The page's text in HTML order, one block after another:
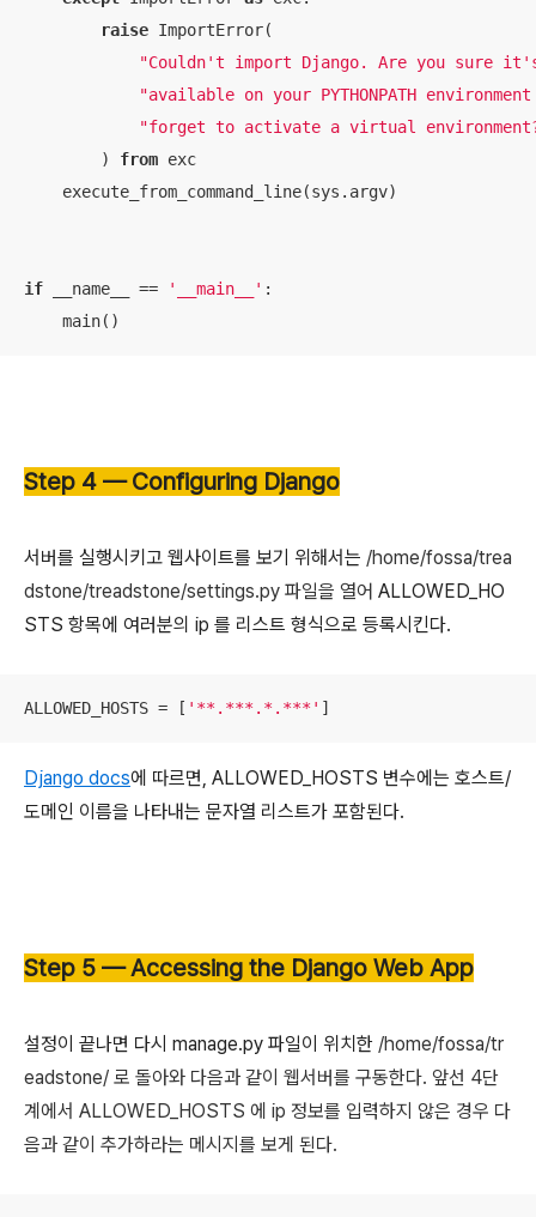
raise ImportError(
"Couldn't import Django. Are you sure
"available on your PYTHONPATH
"forget to activate a virtual
        )
from exc
    execute_from_command_line(sys.argv)
if __name__ == '__main__' :
Step 4 — Configuring Django
서버를 실행시키고 웹사이트를 보기 위해서는 /home/fossa/trea
dstone/treadstone/settings.py 파일을 열어 ALLOWED_HO
STS 항목에 여러분의 ip 를 리스트 형식으로 등록시킨다.
ALLOWED_HOSTS = [ '**.***.*.***' ]
Django docs에 따르면, ALLOWED_HOSTS 변수에는 호스트/
도메인 이름을 나타내는 문자열 리스트가 포함된다.
Step 5 — Accessing the Django Web App
설정이 끝나면 다시 manage.py 파일이 위치한 /home/fossa/tr
eadstone/ 로 돌아와 다음과 같이 웹서버를 구동한다. 앞선 4단
계에서 ALLOWED_HOSTS 에 ip 정보를 입력하지 않은 경우 다
음과 같이 추가하라는 메시지를 보게 된다.